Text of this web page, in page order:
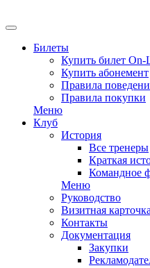
Билеты
Купить билет On-
Купить абонемент
Правила
Правила покупки
Меню
Клуб
История
Все тренеры
Краткая
Командное
Меню
Руководство
Визитная карточка
Контакты
Документация
Закупки